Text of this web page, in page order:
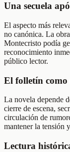
Una secuela
El aspecto más
no canónica. La
Montecristo podía
reconocimiento
público lector.
El folletín
La novela depende
cierre de escena,
circulación de
mantener la tensión
Lectura